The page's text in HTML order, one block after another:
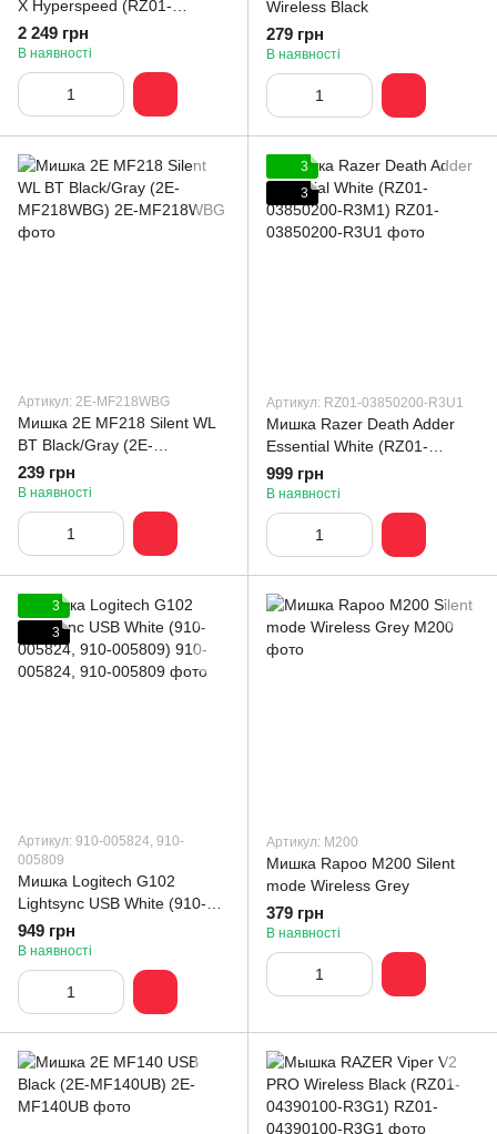
X Hyperspeed (RZ01-
04130100-R3G1)
2 249 грн
В наявності
Wireless Black
279 грн
В наявності
Артикул: 2E-MF218WBG
Мишка 2E MF218 Silent WL
BT Black/Gray (2E-
MF218WBG)
239 грн
В наявності
3
3
Артикул: RZ01-03850200-R3U1
Мишка Razer Death Adder
Essential White (RZ01-
03850200-R3M1)
999 грн
В наявності
3
3
Артикул: 910-005824, 910-
005809
Мишка Logitech G102
Lightsync USB White (910-
005824, 910-005809)
949 грн
В наявності
Артикул: М200
Мишка Rapoo M200 Silent
mode Wireless Grey
379 грн
В наявності